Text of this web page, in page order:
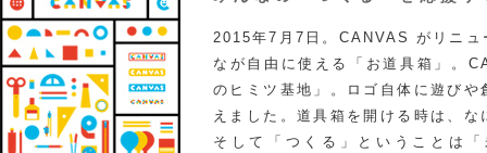
2015年7月7日。CANVAS がリニュ
なが自由に使える「お道具箱」。
のヒミツ基地」。ロゴ自体に遊び
えました。道具箱を開ける時は、
そして「つくる」ということは